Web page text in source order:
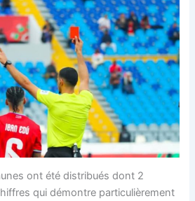
ont été distribués dont 2
qui démontre particulièrement